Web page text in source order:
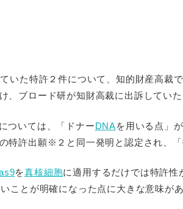
いた特許２件について、知的財産高裁
ブロード研が知財高裁に出訴していた
ついては、「ドナーDNAを用いる点」
特許出願※２と同一発明と認定され、「
を真核細胞に適用するだけでは特許性
ことが明確になった点に大きな意味があ